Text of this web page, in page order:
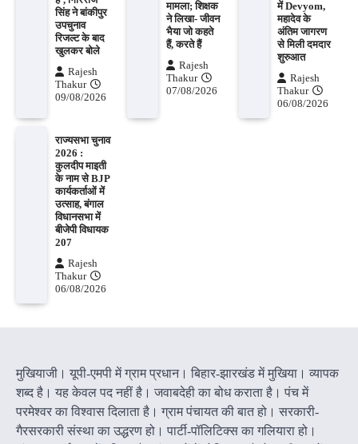
सिंह ने बांकीपुर
उपचुनाव
रिजल्ट के बाद
खुलकर बोले
Rajesh
Thakur
09/08/2026
मामला; शिक्षक
ने लिखा- जीवन
भैया जो कहते
हैं, करते हैं
Rajesh
Thakur
07/08/2026
में Devyom,
महादेव के
अंतिम जागरण
से मिली दमदार
शुरुआत
Rajesh
Thakur
06/08/2026
राज्यसभा चुनाव
2026 :
कुलदीप माइती
के नाम से BJP
कार्यकर्ताओं में
उत्साह, बंगाल
विधानसभा में
बीजेपी विधायक
207
Rajesh
Thakur
06/08/2026
मुखियाजी। यूपी-एमपी में ग्राम प्रधान। बिहार-झारखंड में मुखिया। व्यापक
शब्द है। यह केवल पद नहीं है। जवाबदेही का बोध कराता है। पंच में
परमेश्वर का विश्वास दिलाता है। ग्राम पंचायत की बात हो। सरकारी-
गैरसरकारी संस्था का उद्धरण हो। पार्टी-पॉलिटिक्स का गलियारा हो।